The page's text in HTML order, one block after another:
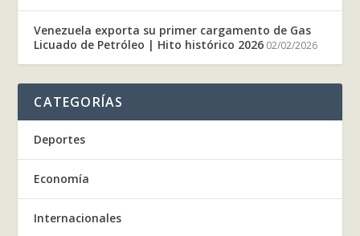
Venezuela exporta su primer cargamento de Gas
Licuado de Petróleo | Hito histórico 2026 02/02/2026
CATEGORÍAS
Deportes
Economía
Internacionales